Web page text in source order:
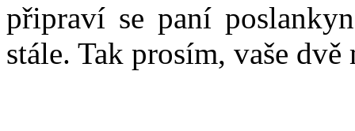
připraví se paní
stále. Tak prosím, vaše